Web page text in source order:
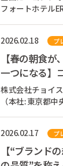
ョイスブラン...
フォートホテル
する株式会社チ
ン（本社：東京
社長：伊藤孝彦
ズジャパン...
2026.02.18 プ
【春の朝食
一つになる】
ーツ東京ベイ
（日）より菜
株式会社チョイ
（本社: 東京都
ーツ東京ベイ」
2026年3月1日
日（日）までの
2026.02.17 プ
【“ブランド